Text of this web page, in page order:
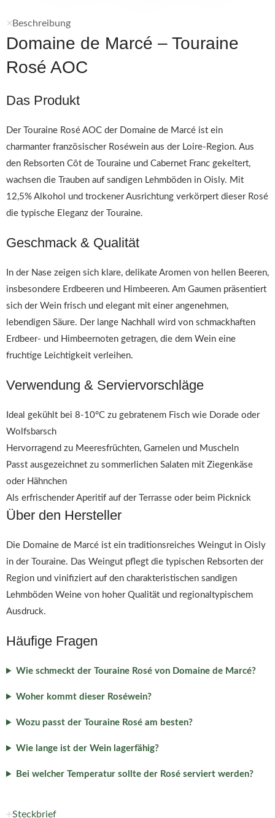
Beschreibung
Domaine de Marcé – Touraine
Rosé AOC
Das Produkt
Der Touraine Rosé AOC der Domaine de Marcé ist ein
charmanter französischer Roséwein aus der Loire-Region. Aus
den Rebsorten Côt de Touraine und Cabernet Franc gekeltert,
wachsen die Trauben auf sandigen Lehmböden in Oisly. Mit
12,5% Alkohol und trockener Ausrichtung verkörpert dieser Rosé
die typische Eleganz der Touraine.
Geschmack & Qualität
In der Nase zeigen sich klare, delikate Aromen von hellen Beeren,
insbesondere Erdbeeren und Himbeeren. Am Gaumen präsentiert
sich der Wein frisch und elegant mit einer angenehmen,
lebendigen Säure. Der lange Nachhall wird von schmackhaften
Erdbeer- und Himbeernoten getragen, die dem Wein eine
fruchtige Leichtigkeit verleihen.
Verwendung & Serviervorschläge
Ideal gekühlt bei 8-10°C zu gebratenem Fisch wie Dorade oder
Wolfsbarsch
Hervorragend zu Meeresfrüchten, Garnelen und Muscheln
Passt ausgezeichnet zu sommerlichen Salaten mit Ziegenkäse
oder Hähnchen
Als erfrischender Aperitif auf der Terrasse oder beim Picknick
Über den Hersteller
Die Domaine de Marcé ist ein traditionsreiches Weingut in Oisly
in der Touraine. Das Weingut pflegt die typischen Rebsorten der
Region und vinifiziert auf den charakteristischen sandigen
Lehmböden Weine von hoher Qualität und regionaltypischem
Ausdruck.
Häufige Fragen
Wie schmeckt der Touraine Rosé von Domaine de Marcé?
Woher kommt dieser Roséwein?
Wozu passt der Touraine Rosé am besten?
Wie lange ist der Wein lagerfähig?
Bei welcher Temperatur sollte der Rosé serviert werden?
Steckbrief